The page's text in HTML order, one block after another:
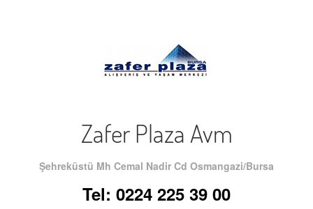
Zafer Plaza Avm
Şehreküstü Mh Cemal Nadir Cd Osmangazi/Bursa
Tel: 0224 225 39 00